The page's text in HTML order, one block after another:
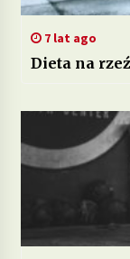
7 lat ago
Dieta na